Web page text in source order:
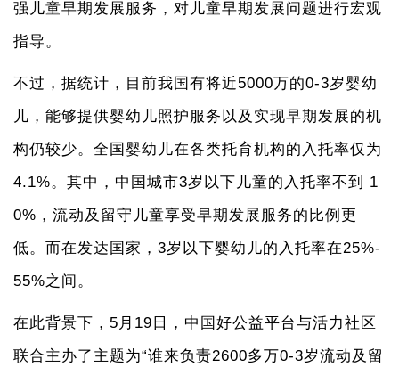
强儿童早期发展服务，对儿童早期发展问题进行宏观
指导。
不过，据统计，目前我国有将近5000万的0-3岁婴幼
儿，能够提供婴幼儿照护服务以及实现早期发展的机
构仍较少。全国婴幼儿在各类托育机构的入托率仅为
4.1%。其中，中国城市3岁以下儿童的入托率不到 1
0%，流动及留守儿童享受早期发展服务的比例更
低。而在发达国家，3岁以下婴幼儿的入托率在25%-
55%之间。
在此背景下，5月19日，中国好公益平台与活力社区
联合主办了主题为“谁来负责2600多万0-3岁流动及留